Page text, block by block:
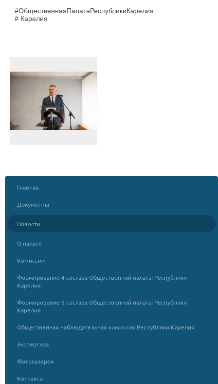
#ОбщественнаяПалатаРеспубликиКарелия
# Карелия
Главная
Документы
Новости
О палате
Комиссии
Формирование 4 состава Общественной палаты Республики
Карелия
Формирование 5 состава Общественной палаты Республики
Карелия
Общественная наблюдательная комиссия Республики Карелия
Экспертиза
Фотогалерея
Контакты